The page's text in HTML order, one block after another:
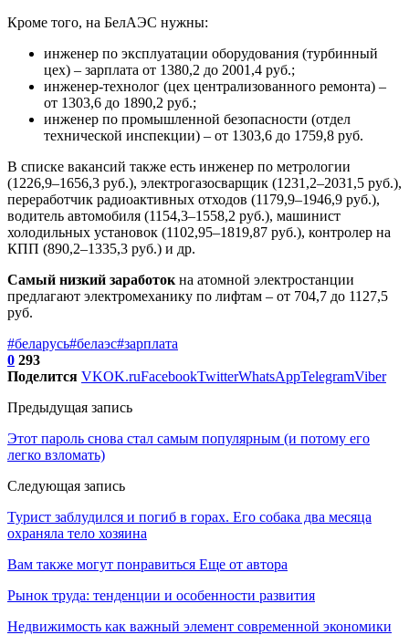
Кроме того, на БелАЭС нужны:
инженер по эксплуатации оборудования (турбинный
цех) – зарплата от 1380,2 до 2001,4 руб.;
инженер-технолог (цех централизованного ремонта) –
от 1303,6 до 1890,2 руб.;
инженер по промышленной безопасности (отдел
технической инспекции) – от 1303,6 до 1759,8 руб.
В списке вакансий также есть инженер по метрологии
(1226,9–1656,3 руб.), электрогазосварщик (1231,2–2031,5 руб.),
переработчик радиоактивных отходов (1179,9–1946,9 руб.),
водитель автомобиля (1154,3–1558,2 руб.), машинист
холодильных установок (1102,95–1819,87 руб.), контролер на
КПП (890,2–1335,3 руб.) и др.
Самый низкий заработок на атомной электростанции
предлагают электромеханику по лифтам – от 704,7 до 1127,5
руб.
#беларусь#белаэс#зарплата
0 293
Поделится VKOK.ruFacebookTwitterWhatsAppTelegramViber
Предыдущая запись
Этот пароль снова стал самым популярным (и потому его
легко взломать)
Следующая запись
Турист заблудился и погиб в горах. Его собака два месяца
охраняла тело хозяина
Вам также могут понравиться Еще от автора
Рынок труда: тенденции и особенности развития
Недвижимость как важный элемент современной экономики